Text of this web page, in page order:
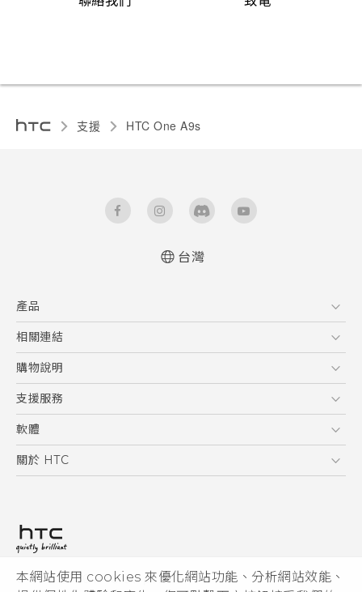
本網站使用 cookies 來優化網站功能、分析網站效能、
支援 HTC One A9s‎
台灣
產品
5G
智慧型手機
配件
相關連結
HTC Research
購物說明
購物須知
訂單管理
付款方式
支援服務
到府收送維修服務
服務中心資訊
客戶服務佈告欄
軟體
應用程式
HTC Sync Manager
關於 HTC
投資人
隱私權政策
© 2011-2026 HTC Corporation